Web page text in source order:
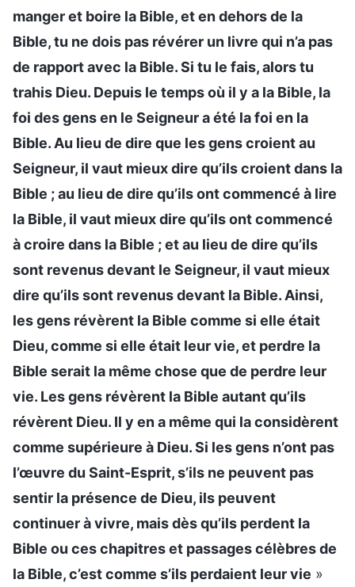
manger et boire la Bible, et en dehors de la
Bible, tu ne dois pas révérer un livre qui n’a pas
de rapport avec la Bible. Si tu le fais, alors tu
trahis Dieu. Depuis le temps où il y a la Bible, la
foi des gens en le Seigneur a été la foi en la
Bible. Au lieu de dire que les gens croient au
Seigneur, il vaut mieux dire qu’ils croient dans la
Bible ; au lieu de dire qu’ils ont commencé à lire
la Bible, il vaut mieux dire qu’ils ont commencé
à croire dans la Bible ; et au lieu de dire qu’ils
sont revenus devant le Seigneur, il vaut mieux
dire qu’ils sont revenus devant la Bible. Ainsi,
les gens révèrent la Bible comme si elle était
Dieu, comme si elle était leur vie, et perdre la
Bible serait la même chose que de perdre leur
vie. Les gens révèrent la Bible autant qu’ils
révèrent Dieu. Il y en a même qui la considèrent
comme supérieure à Dieu. Si les gens n’ont pas
l’œuvre du Saint-Esprit, s’ils ne peuvent pas
sentir la présence de Dieu, ils peuvent
continuer à vivre, mais dès qu’ils perdent la
Bible ou ces chapitres et passages célèbres de
la Bible, c’est comme s’ils perdaient leur vie »